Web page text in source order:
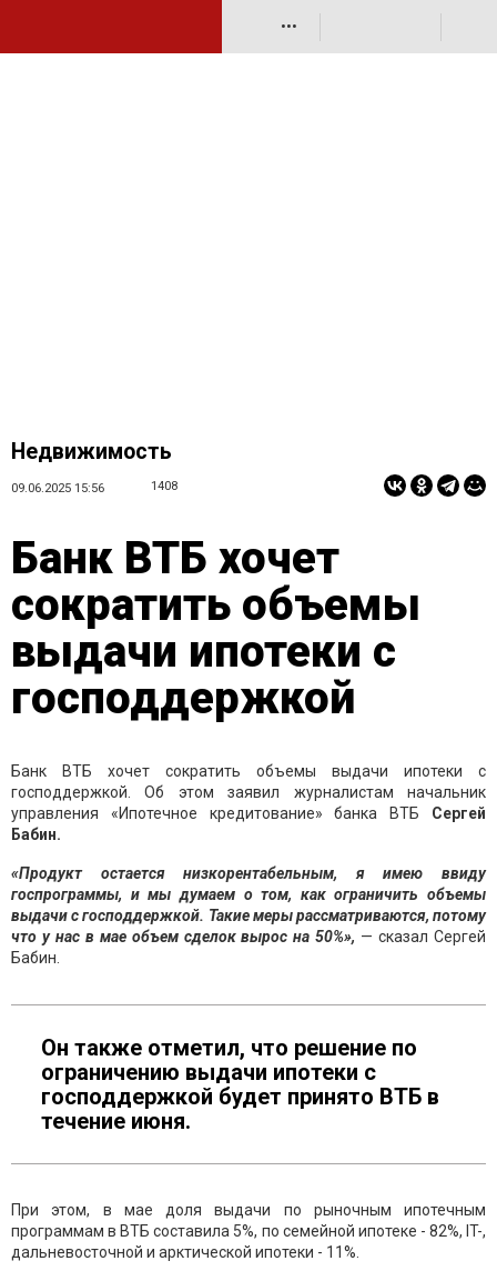
•••
Недвижимость
09.06.2025 15:56 1408
Банк ВТБ хочет
сократить объемы
выдачи ипотеки с
господдержкой
Банк ВТБ хочет сократить объемы выдачи ипотеки с
господдержкой. Об этом заявил журналистам начальник
управления «Ипотечное кредитование» банка ВТБ Сергей
Бабин.
«Продукт остается низкорентабельным, я имею ввиду
госпрограммы, и мы думаем о том, как ограничить объемы
выдачи с господдержкой. Такие меры рассматриваются, потому
что у нас в мае объем сделок вырос на 50%», — сказал Сергей
Бабин.
Он также отметил, что решение по
ограничению выдачи ипотеки с
господдержкой будет принято ВТБ в
течение июня.
При этом, в мае доля выдачи по рыночным ипотечным
программам в ВТБ составила 5%, по семейной ипотеке - 82%, IT-,
дальневосточной и арктической ипотеки - 11%.